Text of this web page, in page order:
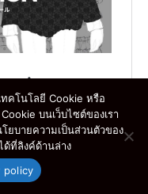
ทคโนโลยี Cookie หรือ
บนเว็บไซต์ของเรา
ยบายความเป็นส่วนตัวของ
ด้ที่ลิงค์ด้านล่าง
policy